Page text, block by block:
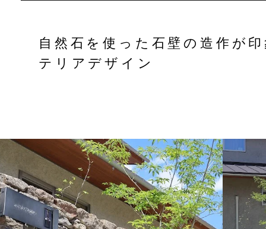
自然石を使った石壁の造作が
テリアデザイン